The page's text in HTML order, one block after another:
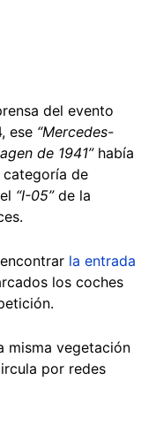
del evento
ese “Mercedes-
de 1941”había
de
“I-05”de la
la entrada
los coches
misma vegetación
por redes